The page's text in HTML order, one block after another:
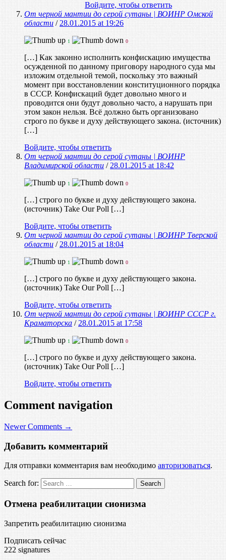
Войдите, чтобы ответить
От черной мантии до серой сутаны | ВОИНР Омской
области /28.01.2015 at 19:26
1 0
[…] Как законно исполнить конфискацию имущества
осужденной по данному приговору народного суда мы
изложим отдельной темой, поскольку это важный
момент при восстановлении конституционного порядка
в СССР. Конфискаций будет довольно много и
проводится они будут довольно часто, а нарушать при
этом закон нельзя. Всё должно быть организовано
строго по букве и духу действующего закона. (источник)
[…]
Войдите, чтобы ответить
От черной мантии до серой сутаны | ВОИНР
Владимирской области /28.01.2015 at 18:42
1 0
[…] строго по букве и духу действующего закона.
(источник) Take Our Poll […]
Войдите, чтобы ответить
От черной мантии до серой сутаны | ВОИНР Tверской
области /28.01.2015 at 18:04
1 0
[…] строго по букве и духу действующего закона.
(источник) Take Our Poll […]
Войдите, чтобы ответить
От черной мантии до серой сутаны | ВОИНР СССР г.
Краматорска /28.01.2015 at 17:58
1 0
[…] строго по букве и духу действующего закона.
(источник) Take Our Poll […]
Войдите, чтобы ответить
Comment navigation
Newer Comments →
Добавить комментарий
Для отправки комментария вам необходимо авторизоваться.
Search for:
Отмена реабилитации сионизма
Запретить реабилитацию сионизма
Подписать сейчас
222 signatures